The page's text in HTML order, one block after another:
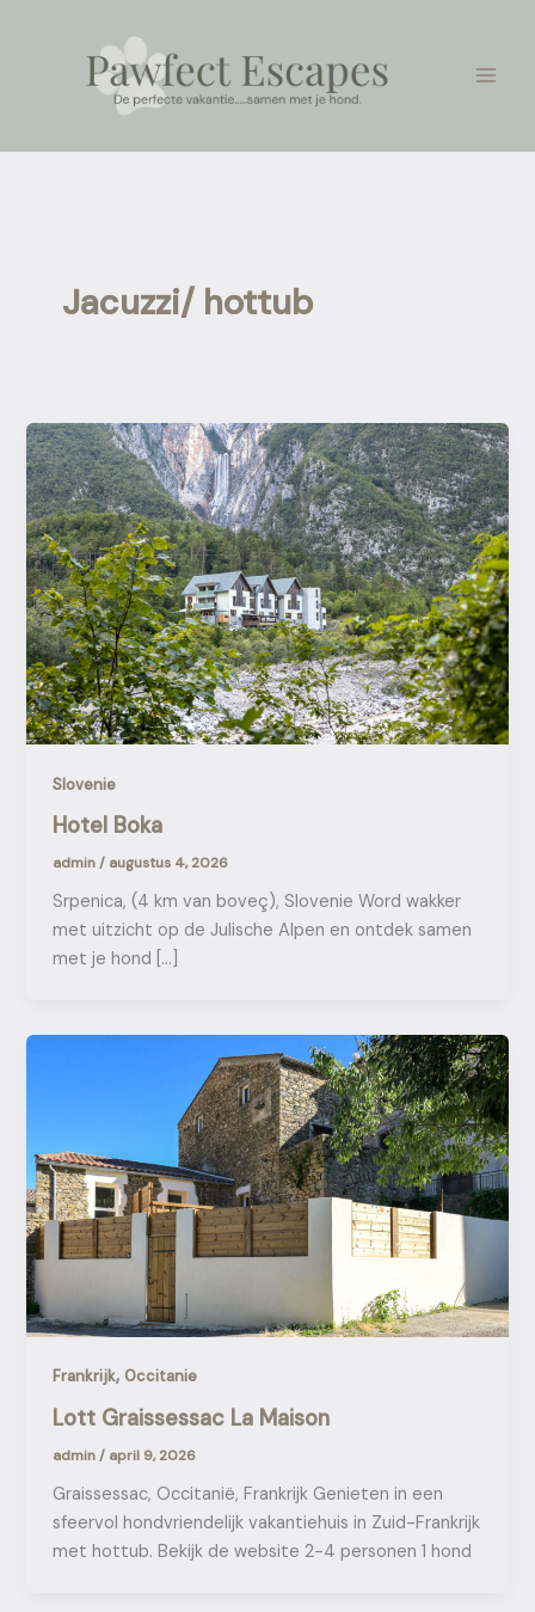
Jacuzzi/ hottub
Slovenie
Hotel Boka
admin/ augustus 4, 2026
Srpenica, (4 km van boveç), Slovenie Word wakker
met uitzicht op de Julische Alpen en ontdek samen
met je hond […]
Frankrijk,Occitanie
Lott Graissessac La Maison
admin/ april 9, 2026
Graissessac, Occitanië, Frankrijk Genieten in een
sfeervol hondvriendelijk vakantiehuis in Zuid-Frankrijk
met hottub. Bekijk de website 2-4 personen 1 hond